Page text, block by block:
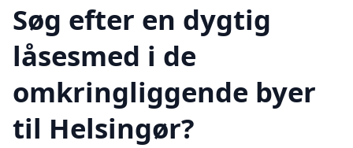
Søg efter en dygtig
låsesmed i de
omkringliggende byer
til Helsingør?